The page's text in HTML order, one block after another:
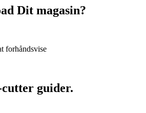
Dit magasin?
forhåndsvise
cutter guider.